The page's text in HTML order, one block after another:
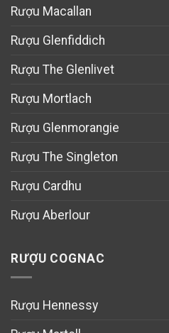
Rượu Macallan
Rượu Glenfiddich
Rượu The Glenlivet
Rượu Mortlach
Rượu Glenmorangie
Rượu The Singleton
Rượu Cardhu
Rượu Aberlour
RƯỢU COGNAC
Rượu Hennessy